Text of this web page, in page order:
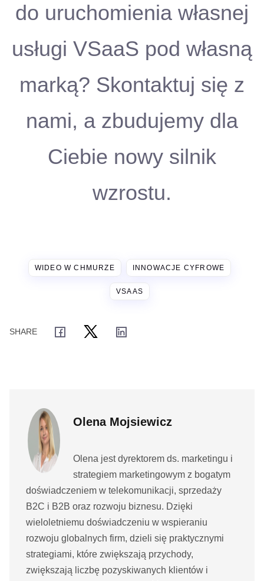
do uruchomienia własnej
usługi VSaaS pod własną
marką? Skontaktuj się z
nami, a zbudujemy dla
Ciebie nowy silnik
wzrostu.
WIDEO W CHMURZE INNOWACJE CYFROWE
VSAAS
Olena Mojsiewicz
Olena jest dyrektorem ds. marketingu i
strategiem marketingowym z bogatym
doświadczeniem w telekomunikacji, sprzedaży
B2C i B2B oraz rozwoju biznesu. Dzięki
wieloletniemu doświadczeniu w wspieraniu
rozwoju globalnych firm, dzieli się praktycznymi
strategiami, które zwiększają przychody,
zwiększają liczbę pozyskiwanych klientów i